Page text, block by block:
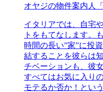
オヤジの物件案内人
イタリアでは、自宅
トをもてなします。
時間の長い”家”に投
結することを彼らは
チベーションも、彼
すべてはお気に入り
モテるか否か！とい